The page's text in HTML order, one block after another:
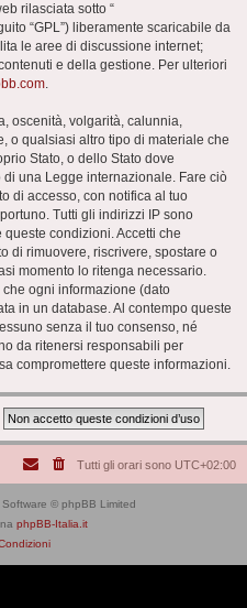
rilasciata sotto “
“GPL”) liberamente scaricabile da
le aree di discussione internet;
e della gestione. Per ulteriori
.
oscenità, volgarità, calunnia,
o qualsiasi altro tipo di materiale che
Stato, o dello Stato dove
di una Legge internazionale. Fare ciò
di accesso, con notifica al tuo
Tutti gli indirizzi IP sono
condizioni. Accetti che
di rimuovere, riscrivere, spostare o
momento lo ritenga necessario.
ogni informazione (dato
in un database. Al contempo queste
senza il tuo consenso, né
da ritenersi responsabili per
compromettere queste informazioni.
Tutti gli orari sono UTC+02:00
© phpBB Limited
phpBB-Italia.it